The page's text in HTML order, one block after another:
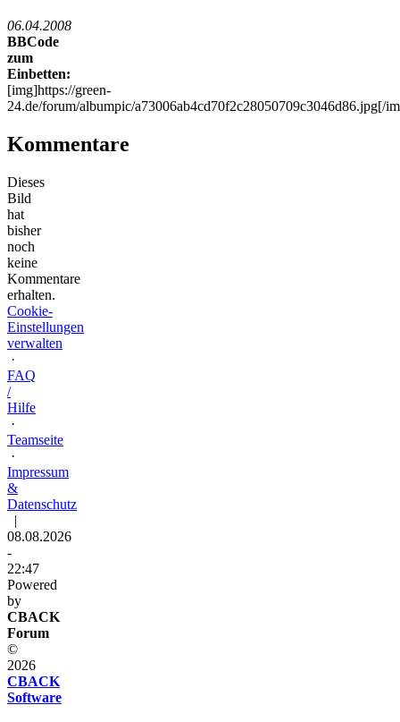
06.04.2008
BBCode
zum
Einbetten:
[img]https://green-
24.de/forum/albumpic/a73006ab4cd70f2c28050709c3046d86.jpg[/
Kommentare
Dieses
Bild
hat
bisher
noch
keine
Kommentare
erhalten.
Cookie-
Einstellungen
verwalten
·
FAQ
/
Hilfe
·
Teamseite
·
Impressum
&
Datenschutz
|
08.08.2026
-
22:47
Powered
by
CBACK
Forum
©
2026
CBACK
Software